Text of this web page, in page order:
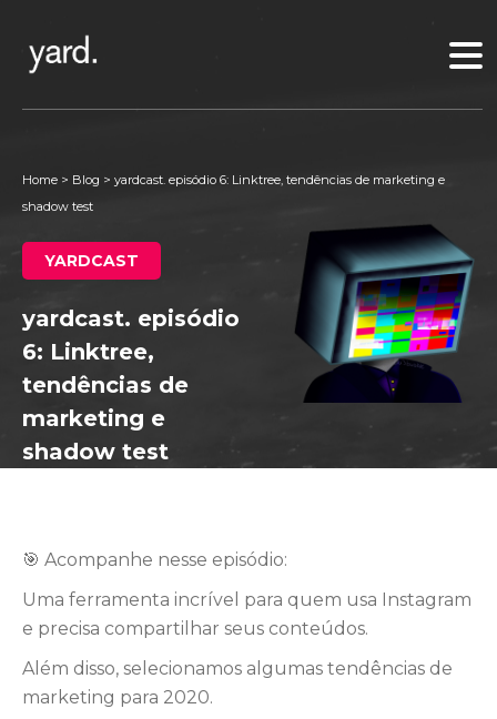
Home > Blog > yardcast. episódio 6: Linktree, tendências de marketing e
shadow test
YARDCAST
yardcast. episódio
6: Linktree,
tendências de
marketing e
shadow test
🎯 Acompanhe nesse episódio:
Uma ferramenta incrível para quem usa Instagram
e precisa compartilhar seus conteúdos.
Além disso, selecionamos algumas tendências de
marketing para 2020.